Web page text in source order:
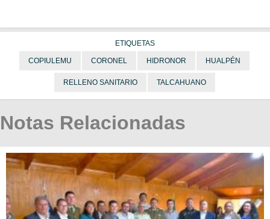
ETIQUETAS
COPIULEMU CORONEL HIDRONOR HUALPÉN
RELLENO SANITARIO TALCAHUANO
Notas Relacionadas